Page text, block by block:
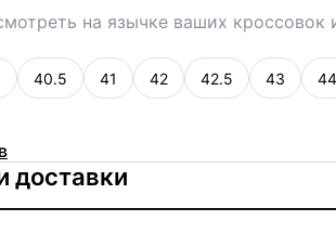
на язычке ваших кроссовок
40.5 41 42 42.5 43 44
доставки